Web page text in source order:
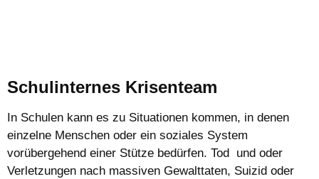
Schulinternes Krisenteam
In Schulen kann es zu Situationen kommen, in denen
einzelne Menschen oder ein soziales System
vorübergehend einer Stütze bedürfen. Tod und oder
Verletzungen nach massiven Gewalttaten, Suizid oder